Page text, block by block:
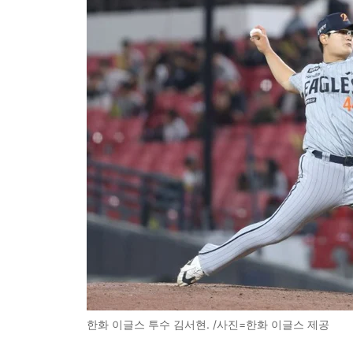
한화 이글스 투수 김서현. /사진=한화 이글스 제공